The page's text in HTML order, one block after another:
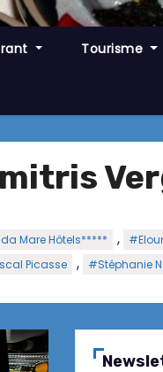
Tourisme
Mare Hôtels***** ,
Picasse , #Stéphanie